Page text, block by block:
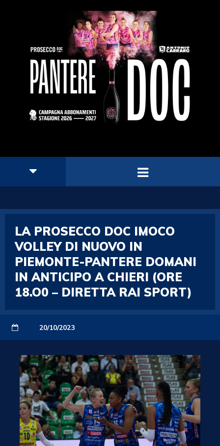
LA PROSECCO DOC IMOCO
VOLLEY DI NUOVO IN
PIEMONTE-PANTERE DOMANI
IN ANTICIPO A CHIERI (ORE
18.O0 – DIRETTA RAI SPORT)
20/10/2023